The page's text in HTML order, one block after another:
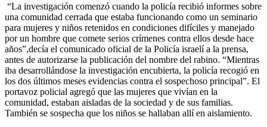
“La investigación comenzó cuando la policía recibió informes sobre
una comunidad cerrada que estaba funcionando como un seminario
para mujeres y niños retenidos en condiciones difíciles y manejado
por un hombre que comete serios crímenes contra ellos desde hace
años”,decía el comunicado oficial de la Policía israelí a la prensa,
antes de autorizarse la publicación del nombre del rabino. “Mientras
iba desarrollándose la investigación encubierta, la policía recogió en
los dos últimos meses evidencias contra el sospechoso principal”. El
portavoz policial agregó que las mujeres que vivían en la
comunidad, estaban aisladas de la sociedad y de sus familias.
También se sospecha que los niños se hallaban allí en aislamiento.